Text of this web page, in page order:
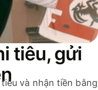
tiêu, gửi
và nhận tiền bằng